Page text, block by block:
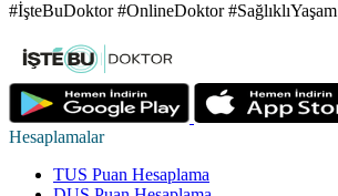
#İşteBuDoktor #OnlineDoktor #SağlıklıYaşam
Hesaplamalar
TUS Puan Hesaplama